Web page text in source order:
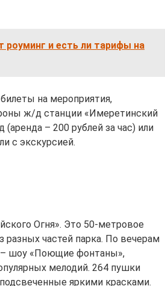
роуминг и есть ли тарифы на
на мероприятия,
ж/д станции «Имеретинский
– 200 рублей за час) или
с экскурсией.
Огня». Это 50-метровое
частей парка. По вечерам
– шоу «Поющие фонтаны»,
мелодий. 264 пушки
яркими красками.